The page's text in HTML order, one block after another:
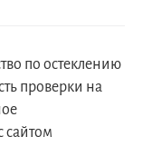
по остеклению
проверки на
сайтом